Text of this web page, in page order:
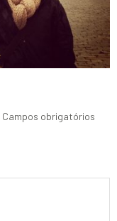
Campos obrigatórios